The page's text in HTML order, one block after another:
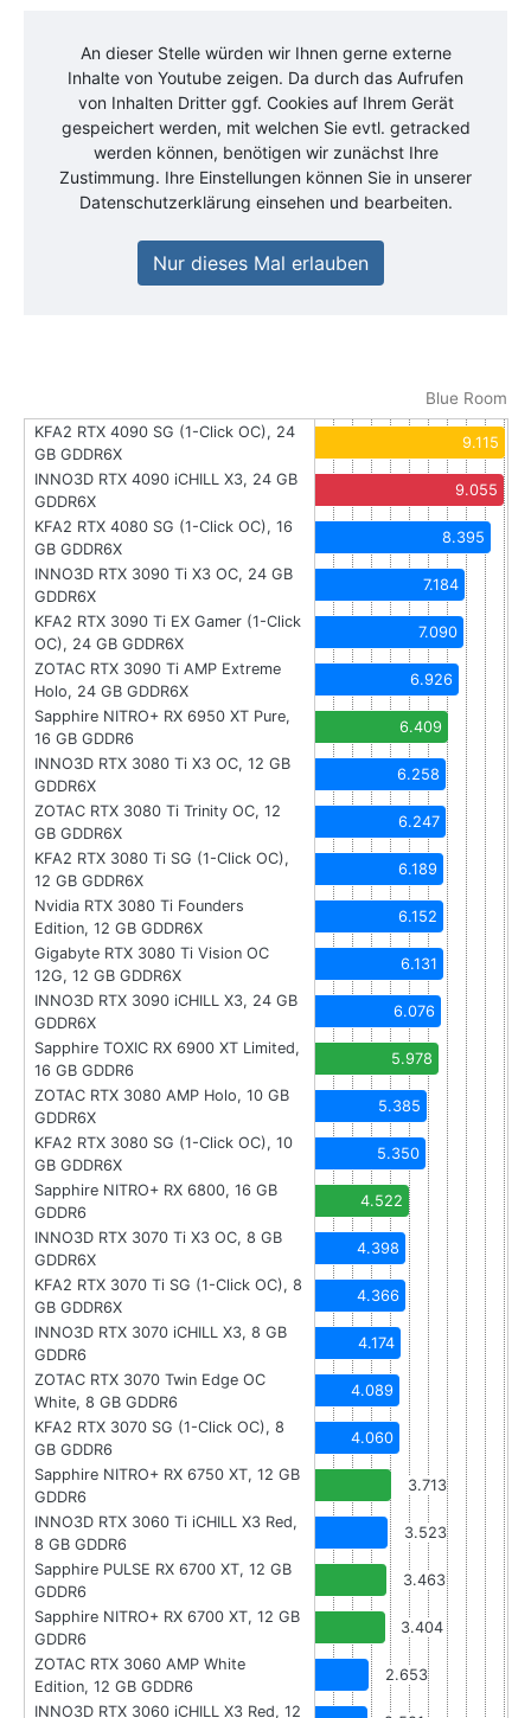
An dieser Stelle würden wir Ihnen gerne externe
Inhalte von Youtube zeigen. Da durch das Aufrufen
von Inhalten Dritter ggf. Cookies auf Ihrem Gerät
gespeichert werden, mit welchen Sie evtl. getracked
werden können, benötigen wir zunächst Ihre
Zustimmung. Ihre Einstellungen können Sie in unserer
Datenschutzerklärung einsehen und bearbeiten.
Nur dieses Mal erlauben
Blue Room
KFA2 RTX 4090 SG (1-Click OC), 24
GB GDDR6X
9.115
INNO3D RTX 4090 iCHILL X3, 24 GB
GDDR6X
9.055
KFA2 RTX 4080 SG (1-Click OC), 16
GB GDDR6X
8.395
INNO3D RTX 3090 Ti X3 OC, 24 GB
GDDR6X
7.184
KFA2 RTX 3090 Ti EX Gamer (1-Click
OC), 24 GB GDDR6X
7.090
ZOTAC RTX 3090 Ti AMP Extreme
Holo, 24 GB GDDR6X
6.926
Sapphire NITRO+ RX 6950 XT Pure,
16 GB GDDR6
6.409
INNO3D RTX 3080 Ti X3 OC, 12 GB
GDDR6X
6.258
ZOTAC RTX 3080 Ti Trinity OC, 12
GB GDDR6X
6.247
KFA2 RTX 3080 Ti SG (1-Click OC),
12 GB GDDR6X
6.189
Nvidia RTX 3080 Ti Founders
Edition, 12 GB GDDR6X
6.152
Gigabyte RTX 3080 Ti Vision OC
12G, 12 GB GDDR6X
6.131
INNO3D RTX 3090 iCHILL X3, 24 GB
GDDR6X
6.076
Sapphire TOXIC RX 6900 XT Limited,
16 GB GDDR6
5.978
ZOTAC RTX 3080 AMP Holo, 10 GB
GDDR6X
5.385
KFA2 RTX 3080 SG (1-Click OC), 10
GB GDDR6X
5.350
Sapphire NITRO+ RX 6800, 16 GB
GDDR6
4.522
INNO3D RTX 3070 Ti X3 OC, 8 GB
GDDR6X
4.398
KFA2 RTX 3070 Ti SG (1-Click OC), 8
GB GDDR6X
4.366
INNO3D RTX 3070 iCHILL X3, 8 GB
GDDR6
4.174
ZOTAC RTX 3070 Twin Edge OC
White, 8 GB GDDR6
4.089
KFA2 RTX 3070 SG (1-Click OC), 8
GB GDDR6
4.060
Sapphire NITRO+ RX 6750 XT, 12 GB
GDDR6
3.713
INNO3D RTX 3060 Ti iCHILL X3 Red,
8 GB GDDR6
3.523
Sapphire PULSE RX 6700 XT, 12 GB
GDDR6
3.463
Sapphire NITRO+ RX 6700 XT, 12 GB
GDDR6
3.404
ZOTAC RTX 3060 AMP White
Edition, 12 GB GDDR6
2.653
INNO3D RTX 3060 iCHILL X3 Red, 12